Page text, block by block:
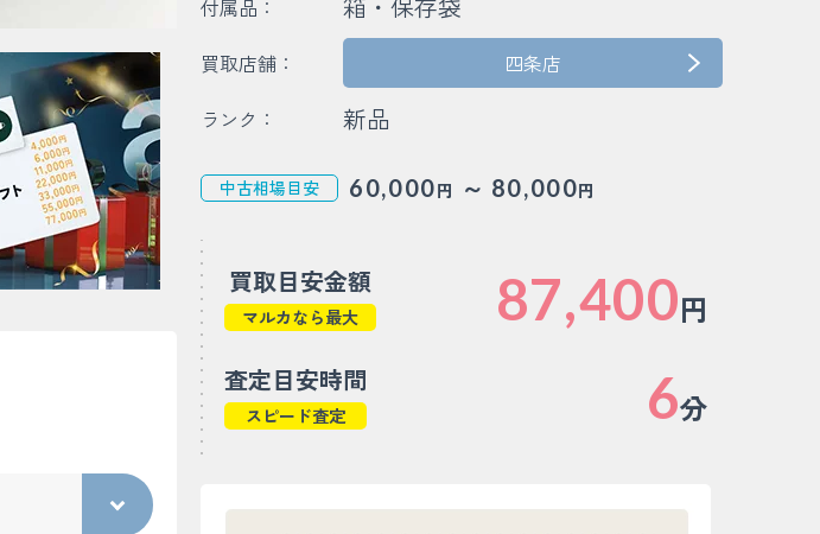
付属品：
買取店舗：
四条店
ランク：
新品
中古相場目安 60,000円 ～ 80,000円
買取目安金額
マルカなら最大 87,400円
査定目安時間
スピード査定 6分